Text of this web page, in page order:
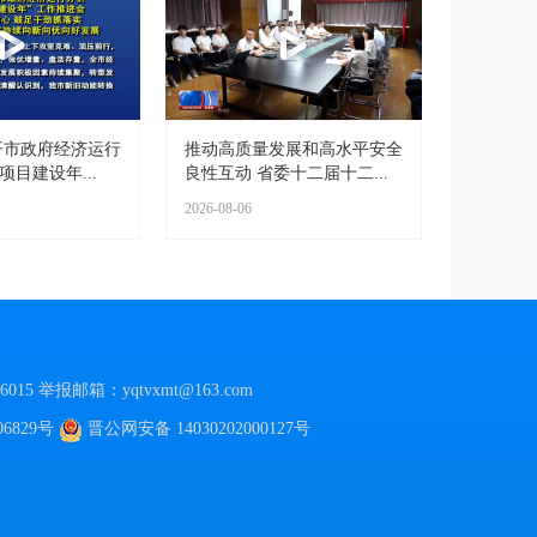
政府经济运行
目建设年...
推动高质量发展和高水平安全
良性互动 省委十二届十二...
2026-08-06
举报邮箱：yqtvxmt@163.com
号 晋公网安备 14030202000127号